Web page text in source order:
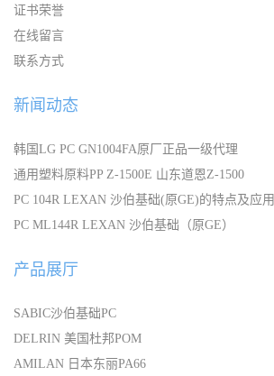
证书荣誉
在线留言
联系方式
新闻动态
韩国LG PC GN1004FA原厂正品一级代理
通用塑料原料PP Z-1500E 山东道恩Z-1500
PC 104R LEXAN 沙伯基础(原GE)的特点及应用
PC ML144R LEXAN 沙伯基础（原GE）
产品展厅
SABIC沙伯基础PC
DELRIN 美国杜邦POM
AMILAN 日本东丽PA66